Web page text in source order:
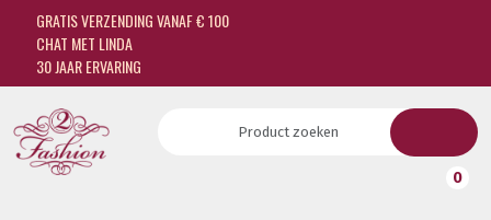
GRATIS VERZENDING VANAF € 100
CHAT MET LINDA
30 JAAR ERVARING
0